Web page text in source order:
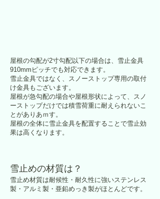
屋根の勾配が2寸勾配以下の場合は、雪止金具
910mmピッチでも対応できます。
​雪止金具ではなく、スノーストップ専用の取付
け金具もございます。
屋根が急勾配の場合や屋根形状によって、スノ
ーストップだけでは積雪荷重に耐えられないこ
とがありあｍす。
屋根の全体に雪止金具を配置することで雪止効
果は高くなります。
雪止めの材質は？
雪止め材質は耐候性・耐久性に強いステンレス
製・アルミ製・亜鉛めっき製がほとんどです。